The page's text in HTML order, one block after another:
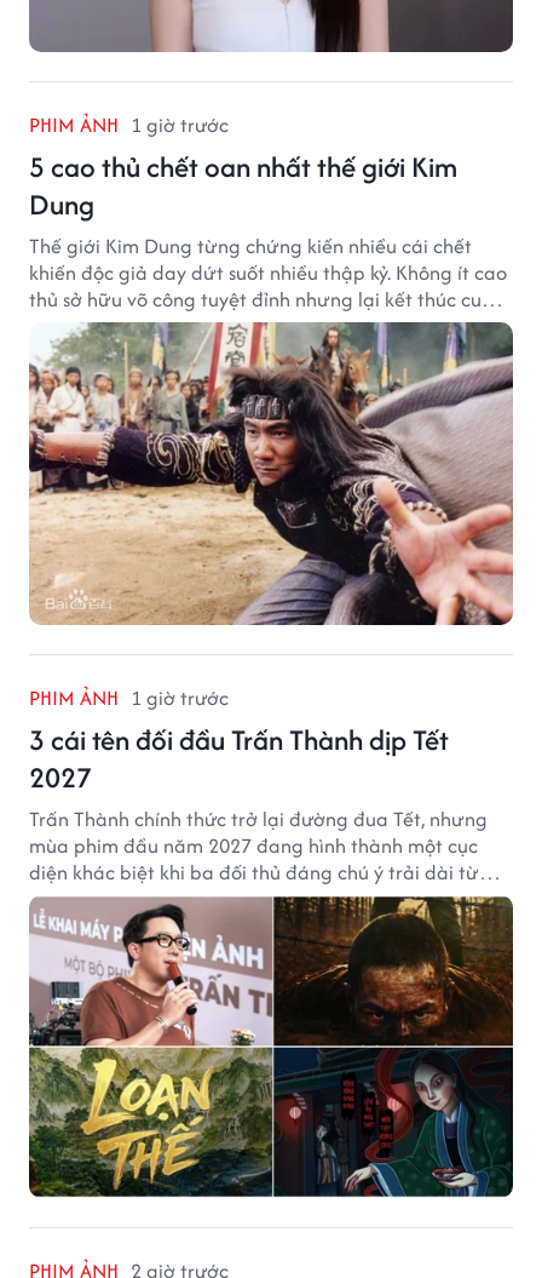
PHIM ẢNH 1 giờ trước
5 cao thủ chết oan nhất thế giới Kim
Dung
Thế giới Kim Dung từng chứng kiến nhiều cái chết
khiến độc giả day dứt suốt nhiều thập kỷ. Không ít cao
thủ sở hữu võ công tuyệt đỉnh nhưng lại kết thúc cuộc
đời trong hoàn cảnh đầy tiếc nuối.
PHIM ẢNH 1 giờ trước
3 cái tên đối đầu Trấn Thành dịp Tết
2027
Trấn Thành chính thức trở lại đường đua Tết, nhưng
mùa phim đầu năm 2027 đang hình thành một cục
diện khác biệt khi ba đối thủ đáng chú ý trải dài từ
chiến tranh, võ hiệp đến kinh dị cung đấu.
PHIM ẢNH 2 giờ trước